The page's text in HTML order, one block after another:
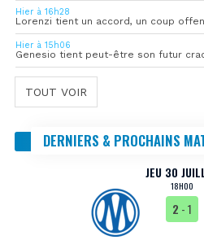
Hier à 16h28
Lorenzi tient un accord, un coup
Hier à 15h06
Genesio tient peut-être son futur
TOUT VOIR
DERNIERS & PROCHAINS
JEU 30
18H00
2 - 1